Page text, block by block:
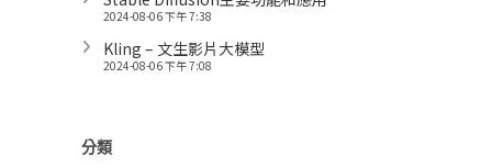
2024-08-06 下午 7:38
Kling – 文生影片大模型
2024-08-06 下午 7:08
分類